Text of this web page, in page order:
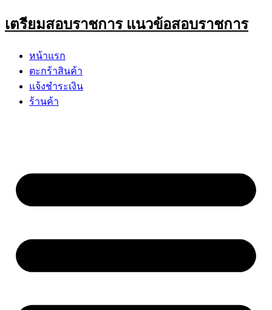
Skip
to
เตรียมสอบราชการ แนวข้อสอบราชการ
หน้าแรก
ตะกร้าสินค้า
แจ้งชำระเงิน
ร้านค้า